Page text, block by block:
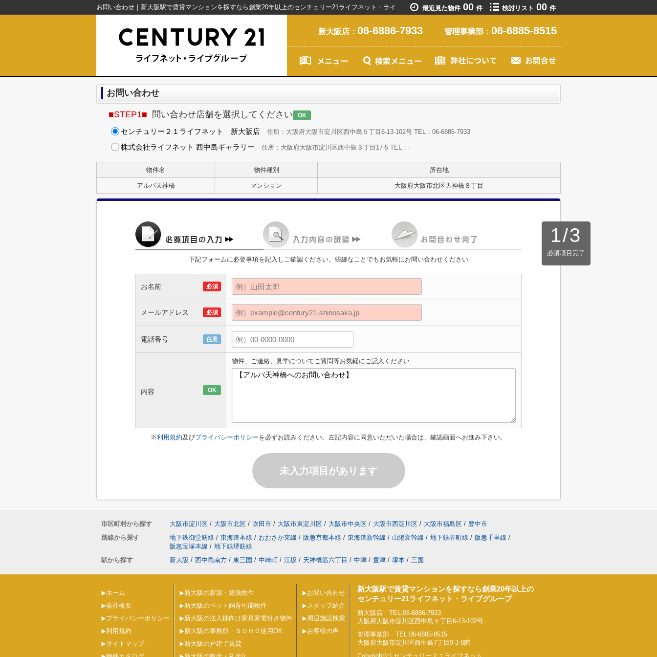
お問い合わせ｜新大阪駅で賃貸マンションを探すなら創業20年以上のセンチュリー21ライフネット・ライブグループ 最近見た物件 00 件 検討リスト 00 件
新大阪店： 06-6886-7933 管理事業部： 06-6885-8515
お問い合わせ
■STEP1■ 問い合わせ店舗を選択してください OK
センチュリー２１ライフネット 新大阪店 住所：大阪府大阪市淀川区西中島５丁目6-13-102号 TEL：06-6886-7933
株式会社ライフネット 西中島ギャラリー 住所：大阪府大阪市淀川区西中島３丁目17-5 TEL：-
物件名 物件種別 所在地
アルバ天神橋 マンション 大阪府大阪市北区天神橋８丁目
1/3
必須項目完了
下記フォームに必要事項を記入しご確認ください。些細なことでもお気軽にお問い合わせください
お名前 必須
メールアドレス 必須
電話番号 任意
内容 OK
物件、ご連絡、見学についてご質問等お気軽にご記入ください
※利用規約及びプライバシーポリシーを必ずお読みください。左記内容に同意いただいた場合は、確認画面へお進み下さい。
未入力項目があります
市区町村から探す 大阪市淀川区 / 大阪市北区 / 吹田市 / 大阪市東淀川区 / 大阪市中央区 / 大阪市西淀川区 / 大阪市福島区 / 豊中市
路線から探す
地下鉄御堂筋線 / 東海道本線 / おおさか東線 / 阪急京都本線 / 東海道新幹線 / 山陽新幹線 / 地下鉄谷町線 / 阪急千里線 /
阪急宝塚本線 / 地下鉄堺筋線
駅から探す
新大阪 / 西中島南方 / 東三国 / 中崎町 / 江坂 / 天神橋筋六丁目 / 中津 / 豊津 / 塚本 / 三国
ホーム
会社概要
プライバシーポリシー
利用規約
サイトマップ
新大阪の新築・築浅物件
新大阪のペット飼育可能物件
新大阪の法人様向け家具家電付き物件
新大阪の事務所・ＳＯＨＯ使用OK
新大阪の戸建て賃貸
お問い合わせ
スタッフ紹介
周辺施設検索
お客様の声
新大阪駅で賃貸マンションを探すなら創業20年以上の
センチュリー21ライフネット・ライブグループ
新大阪店 TEL:06-6886-7933
大阪府大阪市淀川区西中島５丁目6-13-102号
管理事業部 TEL:06-6885-8515
大阪府大阪市淀川区西中島7丁目9-3 8階